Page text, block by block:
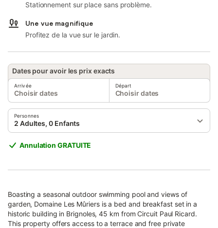
Stationnement sur place sans problème.
Une vue magnifique
Profitez de la vue sur le jardin.
Dates pour avoir les prix exacts
Arrivée
Choisir dates
Départ
Choisir dates
Personnes
2 Adultes, 0 Enfants
Annulation GRATUITE
Boasting a seasonal outdoor swimming pool and views of
garden, Domaine Les Mûriers is a bed and breakfast set in a
historic building in Brignoles, 45 km from Circuit Paul Ricard.
This property offers access to a terrace and free private